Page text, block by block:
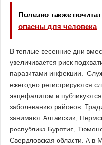
Полезно также
опасны для человека
В теплые весенние дни
увеличивается риск
паразитами инфекции.
ежегодно регистрируются
энцефалитом и
заболеванию районов.
занимают Алтайский,
республика Бурятия,
Свердловская области. А в